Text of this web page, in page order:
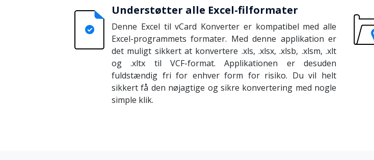
Understøtter alle Excel-filformater
Denne Excel til vCard Konverter er kompatibel med alle
Excel-programmets formater. Med denne applikation er
det muligt sikkert at konvertere .xls, .xlsx, .xlsb, .xlsm, .xlt
og .xltx til VCF-format. Applikationen er desuden
fuldstændig fri for enhver form for risiko. Du vil helt
sikkert få den nøjagtige og sikre konvertering med nogle
simple klik.